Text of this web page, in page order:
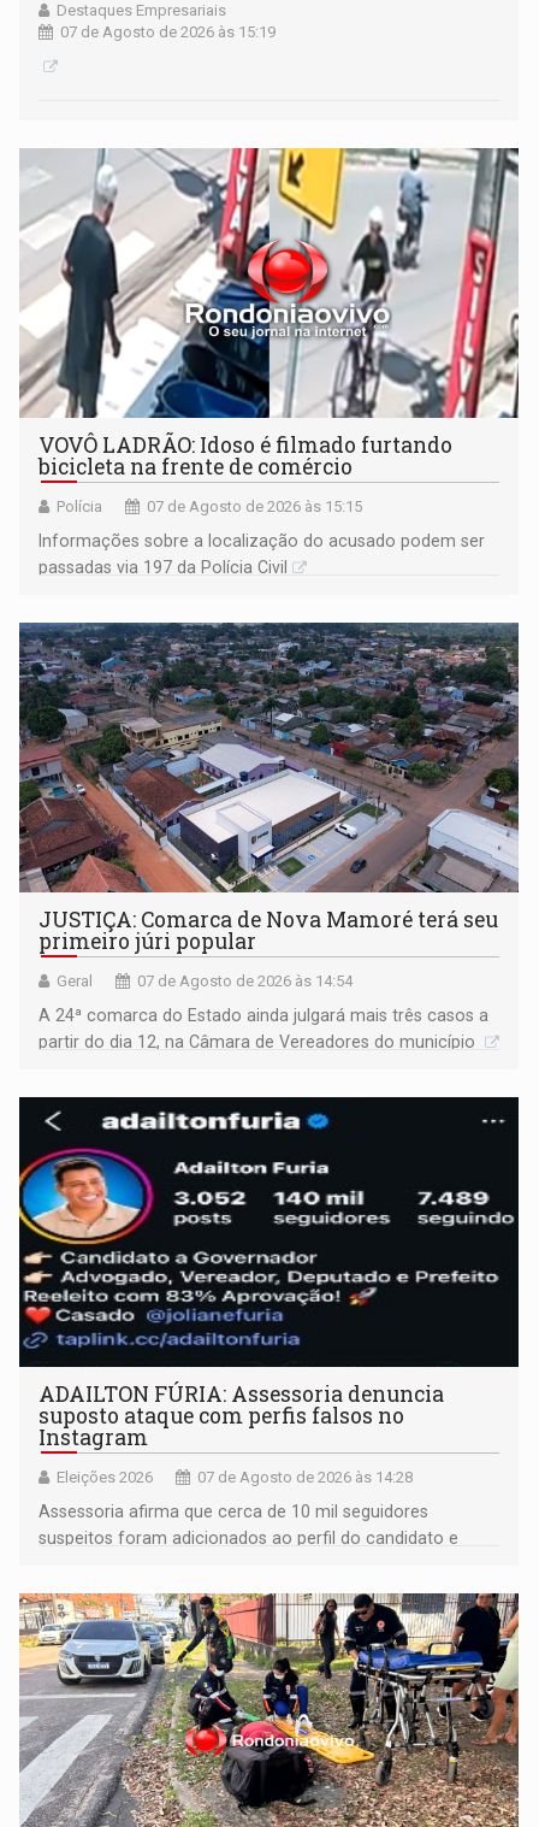
Destaques Empresariais
07 de Agosto de 2026 às 15:19
VOVÔ LADRÃO: Idoso é filmado furtando
bicicleta na frente de comércio
Polícia 07 de Agosto de 2026 às 15:15
Informações sobre a localização do acusado podem ser
passadas via 197 da Polícia Civil
JUSTIÇA: Comarca de Nova Mamoré terá seu
primeiro júri popular
Geral 07 de Agosto de 2026 às 14:54
A 24ª comarca do Estado ainda julgará mais três casos a
partir do dia 12, na Câmara de Vereadores do município
ADAILTON FÚRIA: Assessoria denuncia
suposto ataque com perfis falsos no
Instagram
Eleições 2026 07 de Agosto de 2026 às 14:28
Assessoria afirma que cerca de 10 mil seguidores
suspeitos foram adicionados ao perfil do candidato e
remover as contas